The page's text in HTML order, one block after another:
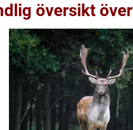
översikt